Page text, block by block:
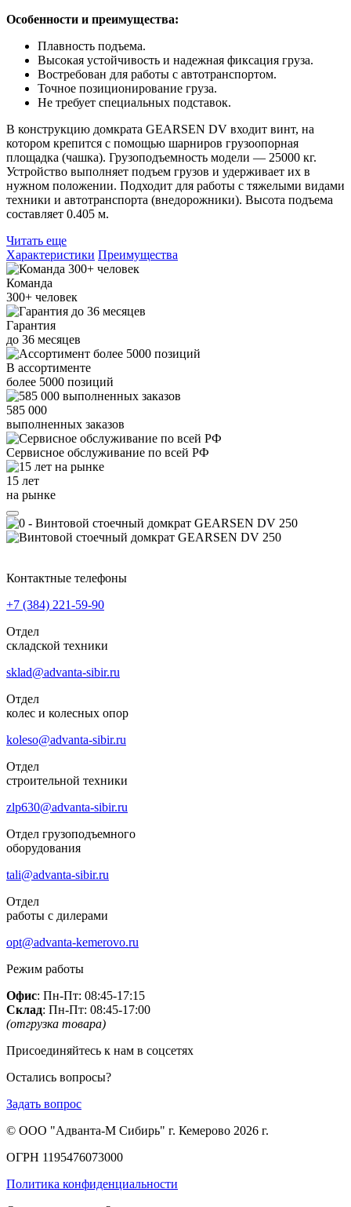
Особенности и преимущества:
Плавность подъема.
Высокая устойчивость и надежная фиксация груза.
Востребован для работы с автотранспортом.
Точное позиционирование груза.
Не требует специальных подставок.
В конструкцию домкрата GEARSEN DV входит винт, на
котором крепится с помощью шарниров грузоопорная
площадка (чашка). Грузоподъемность модели — 25000 кг.
Устройство выполняет подъем грузов и удерживает их в
нужном положении. Подходит для работы с тяжелыми видами
техники и автотранспорта (внедорожники). Высота подъема
составляет 0.405 м.
Читать еще
Характеристики Преимущества
Команда
300+ человек
Гарантия
до 36 месяцев
В ассортименте
более 5000 позиций
585 000
выполненных заказов
Сервисное обслуживание по всей РФ
15 лет
на рынке
Контактные телефоны
+7 (384) 221-59-90
Отдел
складской техники
sklad@advanta-sibir.ru
Отдел
колес и колесных опор
koleso@advanta-sibir.ru
Отдел
строительной техники
zlp630@advanta-sibir.ru
Отдел грузоподъемного
оборудования
tali@advanta-sibir.ru
Отдел
работы с дилерами
opt@advanta-kemerovo.ru
Режим работы
Офис: Пн-Пт: 08:45-17:15
Склад: Пн-Пт: 08:45-17:00
(отгрузка товара)
Присоединяйтесь к нам в соцсетях
Остались вопросы?
Задать вопрос
© ООО "Адванта-М Сибирь" г. Кемерово 2026 г.
ОГРН 1195476073000
Политика конфиденциальности